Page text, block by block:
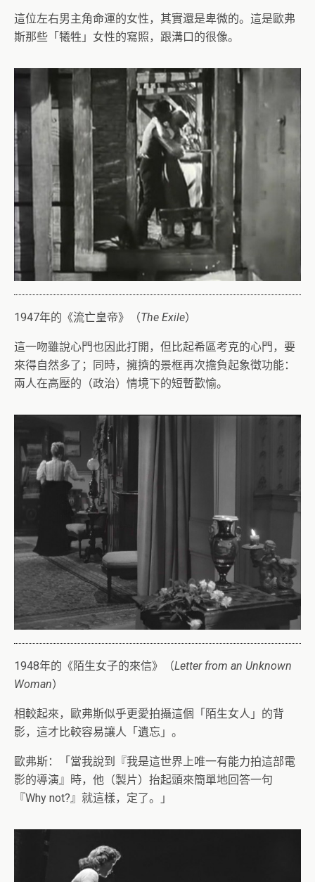
這位左右男主角命運的女性，其實還是卑微的。這是歐弗
斯那些「犧牲」女性的寫照，跟溝口的很像。
1947年的《流亡皇帝》（The Exile）
這一吻雖說心門也因此打開，但比起希區考克的心門，要
來得自然多了；同時，擁擠的景框再次擔負起象徵功能：
兩人在高壓的（政治）情境下的短暫歡愉。
1948年的《陌生女子的來信》（Letter from an Unknown
Woman）
相較起來，歐弗斯似乎更愛拍攝這個「陌生女人」的背
影，這才比較容易讓人「遺忘」。
歐弗斯：「當我說到『我是這世界上唯一有能力拍這部電
影的導演』時，他（製片）抬起頭來簡單地回答一句
『Why not?』就這樣，定了。」